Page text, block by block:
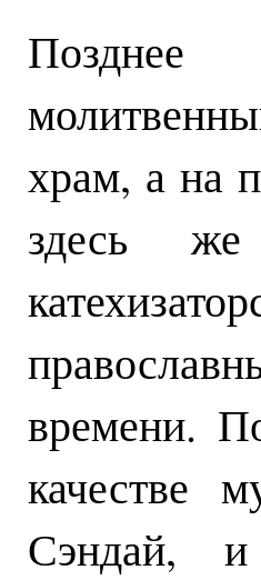
Позднее
храм, а на
здесь
времени.
качестве
Сэндай,